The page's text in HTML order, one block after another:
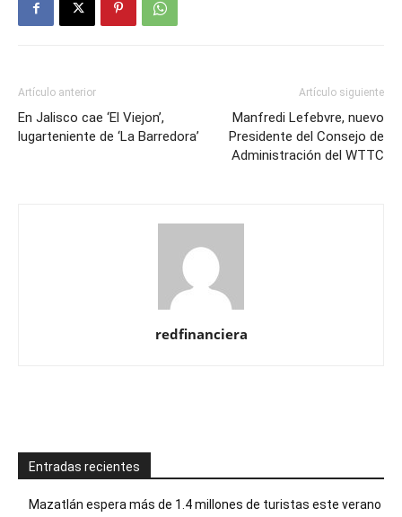
Artículo anterior
En Jalisco cae ‘El Viejon’,
lugarteniente de ‘La Barredora’
Artículo siguiente
Manfredi Lefebvre, nuevo
Presidente del Consejo de
Administración del WTTC
redfinanciera
Entradas recientes
Mazatlán espera más de 1.4 millones de turistas este verano